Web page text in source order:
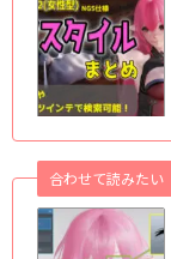
合わせて読みたい